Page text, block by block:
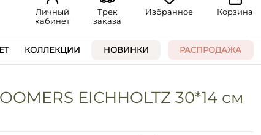
Личный
кабинет
Трек
заказа
Избранное Корзина
КОЛЛЕКЦИИ НОВИНКИ РАСПРОДАЖА
EICHHOLTZ 30*14 см